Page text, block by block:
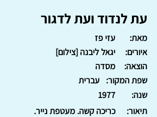
עת לנדוד ועת לדגור
עזי פז
מאת:
יגאל ליבנה [צילום]
איורים:
מסדה
הוצאה:
עברית
שפת המקור:
1977
שנה:
כריכה קשה. מעטפת נייר.
תיאור: